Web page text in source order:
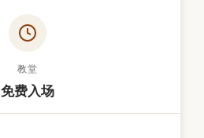
教堂
免费入场